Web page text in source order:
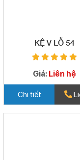
KỆ V LỖ 54
Giá: Liên hệ
Chi tiết